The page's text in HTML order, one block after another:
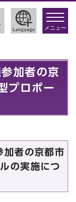
toggle
メニュー
加者の京
プロポー
者の京都市
の実施につ